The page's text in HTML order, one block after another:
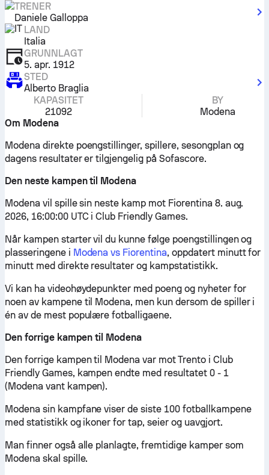
TRENER
Daniele Galloppa
LAND
Italia
GRUNNLAGT
5. apr. 1912
STED
Alberto Braglia
KAPASITET
21092
BY
Modena
Om Modena
Modena direkte poengstillinger, spillere, sesongplan og
dagens resultater er tilgjengelig på Sofascore.
Den neste kampen til Modena
Modena vil spille sin neste kamp mot Fiorentina 8. aug.
2026, 16:00:00 UTC i Club Friendly Games.
Når kampen starter vil du kunne følge poengstillingen og
plasseringene i Modena vs Fiorentina, oppdatert minutt for
minutt med direkte resultater og kampstatistikk.
Vi kan ha videohøydepunkter med poeng og nyheter for
noen av kampene til Modena, men kun dersom de spiller i
én av de mest populære fotballigaene.
Den forrige kampen til Modena
Den forrige kampen til Modena var mot Trento i Club
Friendly Games, kampen endte med resultatet 0 - 1
(Modena vant kampen).
Modena sin kampfane viser de siste 100 fotballkampene
med statistikk og ikoner for tap, seier og uavgjort.
Man finner også alle planlagte, fremtidige kamper som
Modena skal spille.